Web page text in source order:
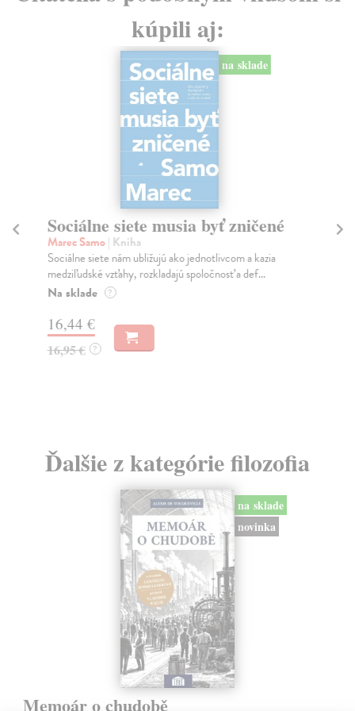
kúpili aj:
na sklade
Sociálne siete musia byť zničené
Marec Samo| Kniha
Sociálne siete nám ubližujú ako jednotlivcom a kazia
medziľudské vzťahy, rozkladajú spoločnosť a def...
Na sklade ?
16,44 €
16,95 € ?
Ďalšie z kategórie filozofia
na sklade
novinka
Memoár o chudobě